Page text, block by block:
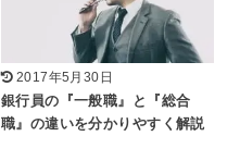
2017年5月30日
銀行員の『一般職』と『総合
職』の違いを分かりやすく解説